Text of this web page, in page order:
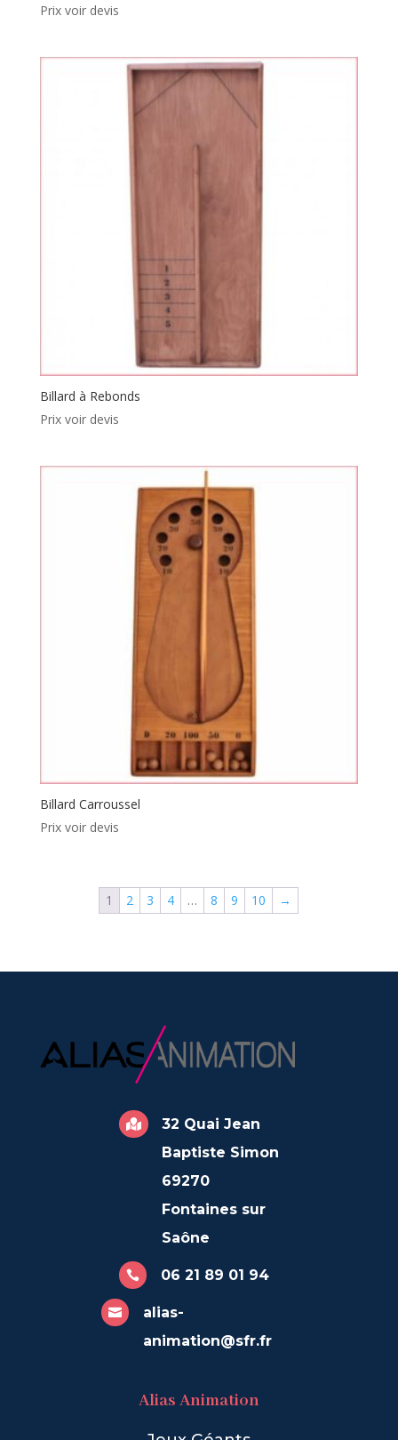
Prix voir devis
Billard à Rebonds
Prix voir devis
Billard Carroussel
Prix voir devis
1 2 3 4 … 8 9 10 →

32 Quai Jean
Baptiste Simon
69270
Fontaines sur
Saône
 06 21 89 01 94

alias-
animation@sfr.fr
Alias Animation